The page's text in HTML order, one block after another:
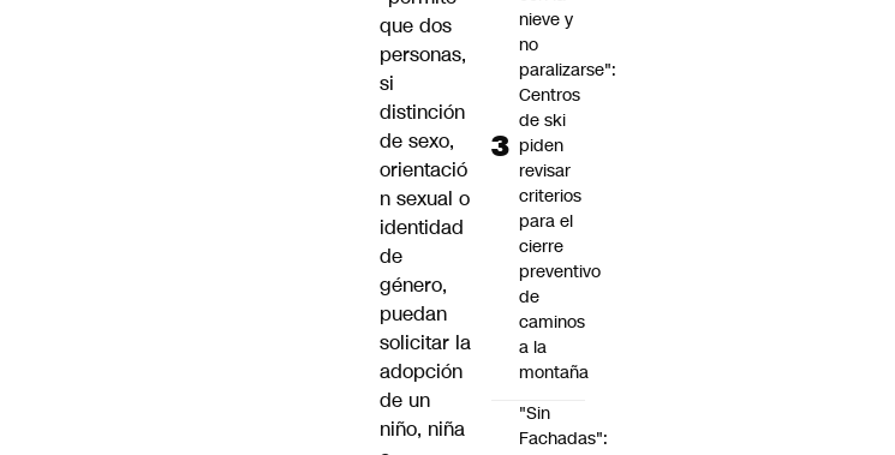
que dos
personas,
si
distinción
de sexo,
orientació
n sexual o
identidad
de
género,
puedan
solicitar la
adopción
de un
niño, niña
nieve y
no
paralizarse":
Centros
de ski
piden
revisar
criterios
para el
cierre
preventivo
de
caminos
a la
montaña
"Sin
Fachadas":